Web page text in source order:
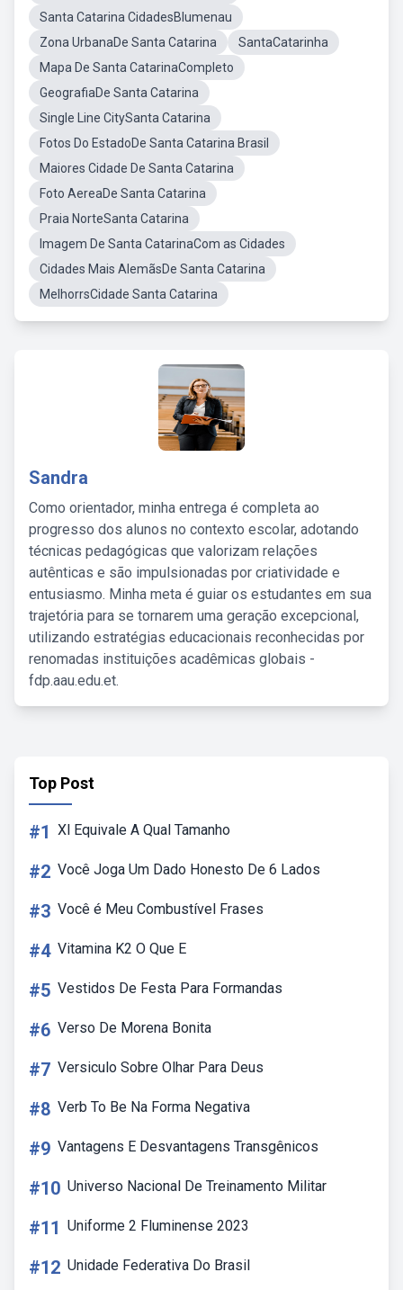
Santa Catarina CidadesBlumenau
Zona UrbanaDe Santa Catarina
SantaCatarinha
Mapa De Santa CatarinaCompleto
GeografiaDe Santa Catarina
Single Line CitySanta Catarina
Fotos Do EstadoDe Santa Catarina Brasil
Maiores Cidade De Santa Catarina
Foto AereaDe Santa Catarina
Praia NorteSanta Catarina
Imagem De Santa CatarinaCom as Cidades
Cidades Mais AlemãsDe Santa Catarina
MelhorrsCidade Santa Catarina
Sandra
Como orientador, minha entrega é completa ao
progresso dos alunos no contexto escolar, adotando
técnicas pedagógicas que valorizam relações
autênticas e são impulsionadas por criatividade e
entusiasmo. Minha meta é guiar os estudantes em sua
trajetória para se tornarem uma geração excepcional,
utilizando estratégias educacionais reconhecidas por
renomadas instituições acadêmicas globais -
fdp.aau.edu.et.
Top Post
#1 Xl Equivale A Qual Tamanho
#2 Você Joga Um Dado Honesto De 6 Lados
#3 Você é Meu Combustível Frases
#4 Vitamina K2 O Que E
#5 Vestidos De Festa Para Formandas
#6 Verso De Morena Bonita
#7 Versiculo Sobre Olhar Para Deus
#8 Verb To Be Na Forma Negativa
#9 Vantagens E Desvantagens Transgênicos
#10 Universo Nacional De Treinamento Militar
#11 Uniforme 2 Fluminense 2023
#12 Unidade Federativa Do Brasil